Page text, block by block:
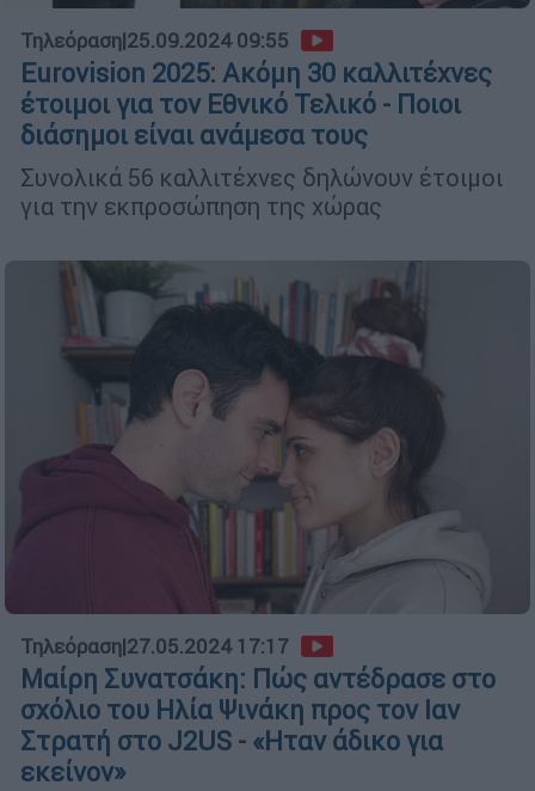
Τηλεόραση|25.09.2024 09:55
Eurovision 2025: Ακόμη 30 καλλιτέχνες
έτοιμοι για τον Εθνικό Τελικό - Ποιοι
διάσημοι είναι ανάμεσα τους
Συνολικά 56 καλλιτέχνες δηλώνουν έτοιμοι
για την εκπροσώπηση της χώρας
Τηλεόραση|27.05.2024 17:17
Μαίρη Συνατσάκη: Πώς αντέδρασε στο
σχόλιο του Ηλία Ψινάκη προς τον Ιαν
Στρατή στο J2US - «Ηταν άδικο για
εκείνον»